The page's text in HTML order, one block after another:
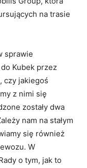
na trasie
sprawie
Kubek przez
czy jakiegoś
z nimi się
zostały dwa
nam na stałym
się również
W
o tym, jak to